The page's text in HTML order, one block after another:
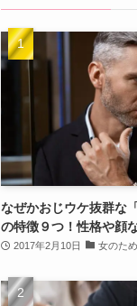
なぜかおじウケ抜群な
の特徴９つ！性格や顔
2017年2月10日 女のた